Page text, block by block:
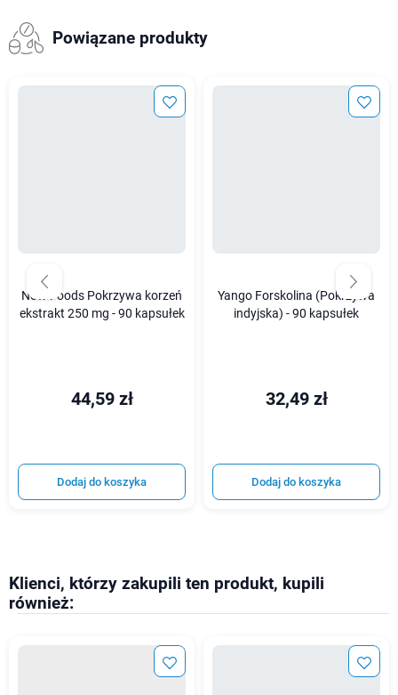
Powiązane produkty
Now Foods Pokrzywa korzeń
ekstrakt 250 mg - 90 kapsułek
44,59 zł
Dodaj do koszyka
Yango Forskolina (Pokrzywa
indyjska) - 90 kapsułek
32,49 zł
Dodaj do koszyka
Klienci, którzy zakupili ten produkt, kupili
również: